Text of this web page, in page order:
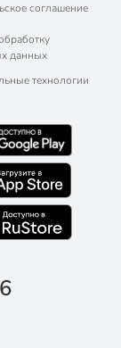
соглашение
данных
технологии